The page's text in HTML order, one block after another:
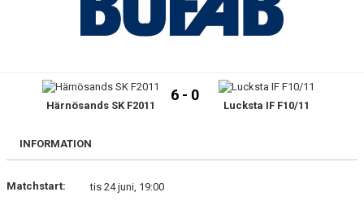
GÄSTBOK
BILDGALLERI
Härnösands SK F2011
6 - 0
Lucksta IF F10/11
INFORMATION
Matchstart:
tis 24 juni, 19:00